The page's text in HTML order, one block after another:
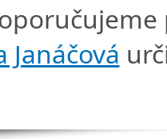
Janáčová